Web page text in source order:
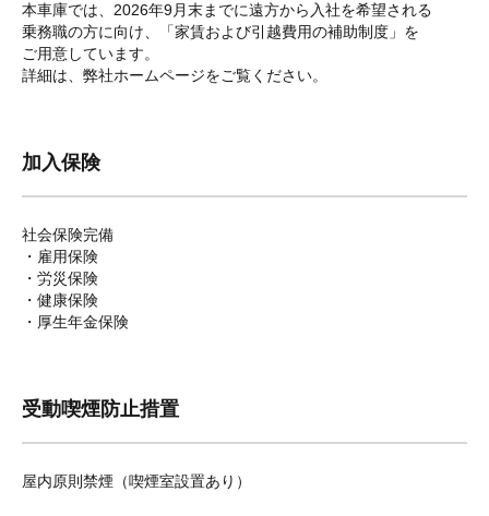
本車庫では、2026年9月末までに遠方から入社を希望される
乗務職の方に向け、「家賃および引越費用の補助制度」を
ご用意しています。
詳細は、弊社ホームページをご覧ください。
加入保険
社会保険完備
・雇用保険
・労災保険
・健康保険
・厚生年金保険
受動喫煙防止措置
屋内原則禁煙（喫煙室設置あり）